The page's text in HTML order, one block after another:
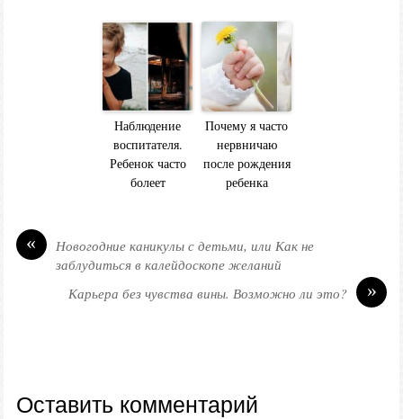
Наблюдение
воспитателя.
Ребенок часто
болеет
Почему я часто
нервничаю
после рождения
ребенка
«
Новогодние каникулы с детьми, или Как не
заблудиться в калейдоскопе желаний
»
Карьера без чувства вины. Возможно ли это?
Оставить комментарий